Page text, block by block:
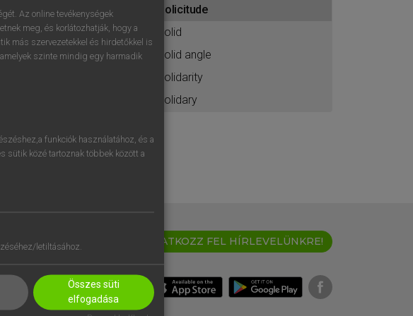
elindításához
ésbelépek.
solicitude
solid
solid angle
solidarity
solidary
IRATKOZZ FEL HÍRLEVELÜNKRE!
Az online tevékenységek
meg, és korlátozhatják, hogy a
más szervezetekkel és hirdetőkkel is
szinte mindig egy harmadik
funkciók használatához, és a
sütik közé tartoznak többek között a
letiltásához.
Összes süti
elfogadása